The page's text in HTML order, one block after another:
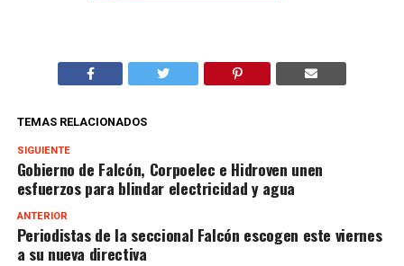
TEMAS RELACIONADOS
SIGUIENTE
Gobierno de Falcón, Corpoelec e Hidroven unen
esfuerzos para blindar electricidad y agua
ANTERIOR
Periodistas de la seccional Falcón escogen este viernes
a su nueva directiva